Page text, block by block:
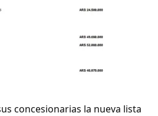
concesionarias la nueva lista